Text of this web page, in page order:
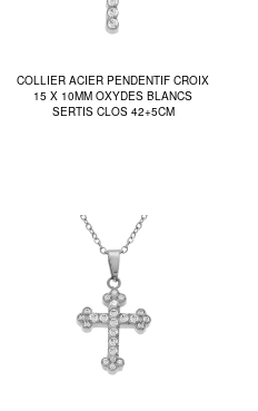
COLLIER ACIER PENDENTIF CROIX
15 X 10MM OXYDES BLANCS
SERTIS CLOS 42+5CM